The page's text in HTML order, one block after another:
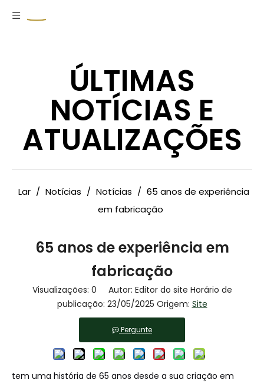
ÚLTIMAS
NOTÍCIAS E
ATUALIZAÇÕES
Lar / Notícias / Notícias / 65 anos de experiência
em fabricação
65 anos de experiência em
fabricação
Visualizações: 0 Autor: Editor do site Horário de
publicação: 23/05/2025 Origem: Site
Pergunte
tem uma história de 65 anos desde a sua criação em